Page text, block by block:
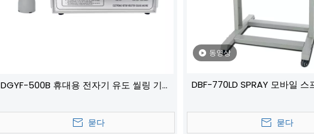
DGYF-500B 휴대용 전자기 유도 씰링 기계
미늄 필름 씰링 장비
묻다
동영상
DBF-770LD SPRAY 모바일 스
묻다